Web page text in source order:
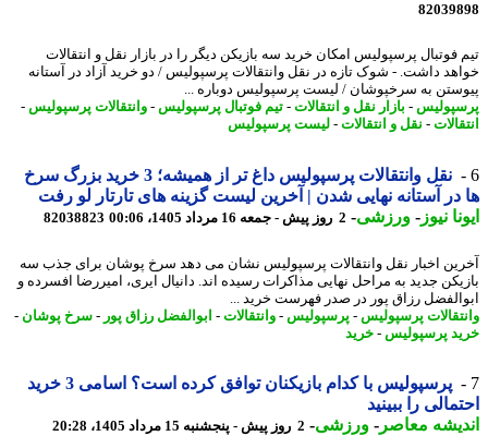
فوتبال پرسپولیس امکان خرید سه بازیکن دیگر را در بازار نقل و انتقالات
داشت. - شوک تازه در نقل وانتقالات پرسپولیس / دو خرید آزاد در آستانه
به سرخپوشان / لیست پرسپولیس دوباره ...
-بازار نقل و انتقالات-تیم فوتبال پرسپولیس-وانتقالات پرسپولیس-
-نقل و انتقالات-لیست پرسپولیس
نقل وانتقالات پرسپولیس داغ تر از همیشه؛ 3 خرید بزرگ سرخ
در آستانه نهایی شدن | آخرین لیست گزینه های تارتار لو رفت
نیوز-ورزشی-2 روز پیش - جمعه 16 مرداد 1405، 00:06 82038823
اخبار نقل وانتقالات پرسپولیس نشان می دهد سرخ پوشان برای جذب سه
جدید به مراحل نهایی مذاکرات رسیده اند. دانیال ایری، امیررضا افسرده و
رزاق پور در صدر فهرست خرید ...
پرسپولیس-پرسپولیس-وانتقالات-ابوالفضل رزاق پور-سرخ پوشان-
پرسپولیس-خرید
پرسپولیس با کدام بازیکنان توافق کرده است؟ اسامی 3 خرید
را ببینید
معاصر-ورزشی-2 روز پیش - پنجشنبه 15 مرداد 1405، 20:28